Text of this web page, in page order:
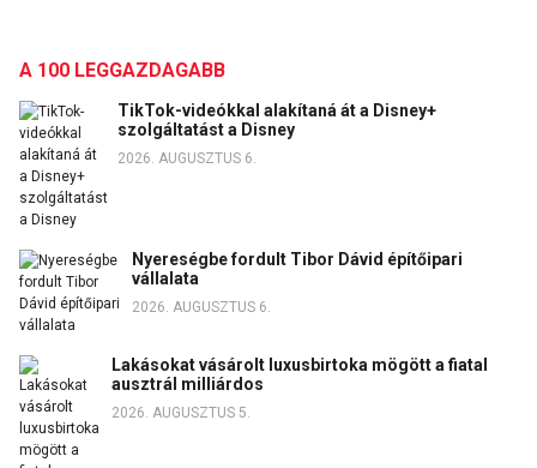
A 100 LEGGAZDAGABB
TikTok-videókkal alakítaná át a Disney+
szolgáltatást a Disney
2026. AUGUSZTUS 6.
Nyereségbe fordult Tibor Dávid építőipari
vállalata
2026. AUGUSZTUS 6.
Lakásokat vásárolt luxusbirtoka mögött a fiatal
ausztrál milliárdos
2026. AUGUSZTUS 5.